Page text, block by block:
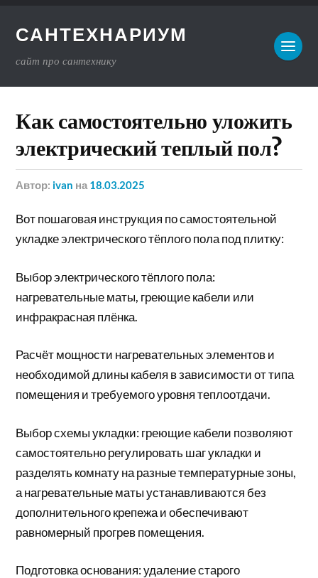
САНТЕХНАРИУМ
сайт про сантехнику
Как самостоятельно уложить
электрический теплый пол?
Автор: ivan на 18.03.2025
Вот пошаговая инструкция по самостоятельной
укладке электрического тёплого пола под плитку:
Выбор электрического тёплого пола:
нагревательные маты, греющие кабели или
инфракрасная плёнка.
Расчёт мощности нагревательных элементов и
необходимой длины кабеля в зависимости от типа
помещения и требуемого уровня теплоотдачи.
Выбор схемы укладки: греющие кабели позволяют
самостоятельно регулировать шаг укладки и
разделять комнату на разные температурные зоны,
а нагревательные маты устанавливаются без
дополнительного крепежа и обеспечивают
равномерный прогрев помещения.
Подготовка основания: удаление старого